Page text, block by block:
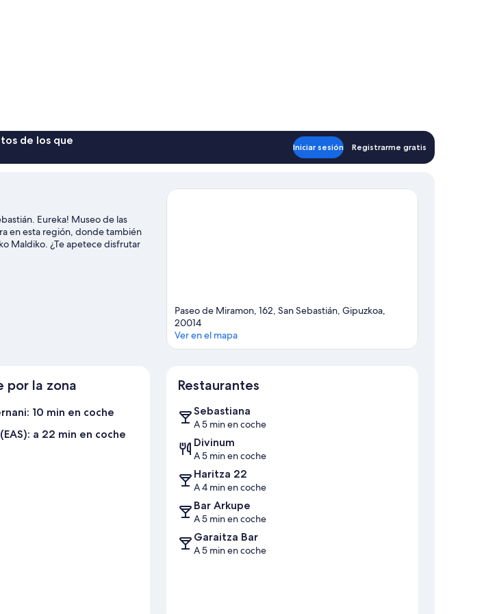
de los que
Iniciar sesión Registrarme gratis
Eureka! Museo de las
en esta región, donde también
Maldiko. ¿Te apetece disfrutar
Reserva algo de tiempo
Paseo de Miramon, 162, San Sebastián, Gipuzkoa,
20014
Ver en el mapa
por la zona
10 min en coche
a 22 min en coche
Restaurantes
Sebastiana
A 5 min en coche
Divinum
A 5 min en coche
Haritza 22
A 4 min en coche
Bar Arkupe
A 5 min en coche
Garaitza Bar
A 5 min en coche